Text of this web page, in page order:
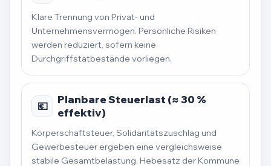
Klare Trennung von Privat- und
Unternehmensvermögen. Persönliche Risiken
werden reduziert, sofern keine
Durchgriffstatbestände vorliegen.
💶
Planbare Steuerlast (≈ 30 %
effektiv)
Körperschaftsteuer, Solidaritätszuschlag und
Gewerbesteuer ergeben eine vergleichsweise
stabile Gesamtbelastung. Hebesatz der Kommune